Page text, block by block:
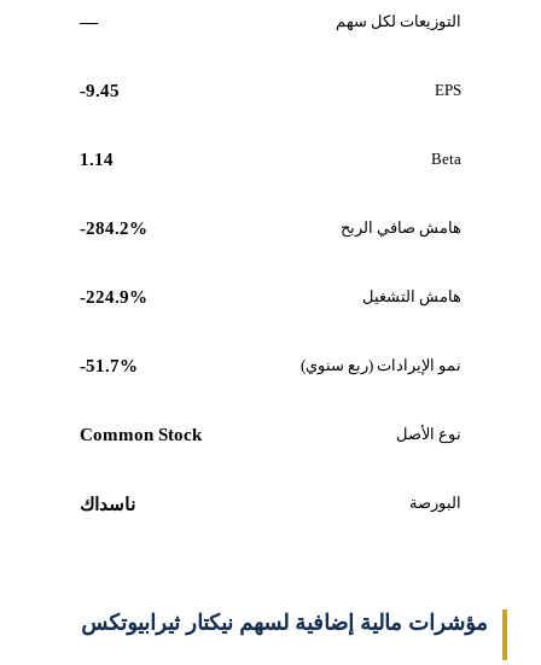
التوزيعات لكل سهم —
EPS
-9.45
Beta
1.14
هامش صافي الربح -284.2%
هامش التشغيل -224.9%
نمو الإيرادات (ربع سنوي) -51.7%
نوع الأصل Common Stock
البورصة ناسداك
مؤشرات مالية إضافية لسهم نيكتار ثيرابيوتكس